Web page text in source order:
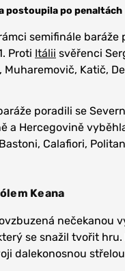
postoupila po penaltách
semifinále baráže
Proti Itálii svěřenci
Muharemovič, Katič,
poradili se
a Hercegovině
Calafiori,
Keana
nečekanou
se snažil tvořit
dalekonosnou